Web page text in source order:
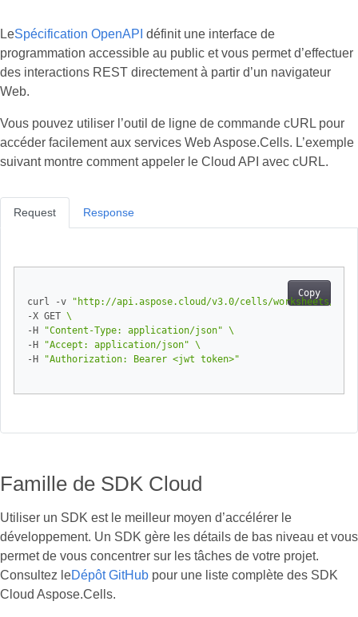
LeSpécification OpenAPI définit une interface de
programmation accessible au public et vous permet d’effectuer
des interactions REST directement à partir d’un navigateur
Web.
Vous pouvez utiliser l’outil de ligne de commande cURL pour
accéder facilement aux services Web Aspose.Cells. L’exemple
suivant montre comment appeler le Cloud API avec cURL.
Request
Copy
curl -v
"http://api.aspose.cloud/v3.0/cells/worksheets/
-X GET
-H
"Content-Type: application/json"
-H
"Accept: application/json"
-H
"Authorization: Bearer <jwt token>"
Response
Famille de SDK Cloud
Utiliser un SDK est le meilleur moyen d’accélérer le
développement. Un SDK gère les détails de bas niveau et vous
permet de vous concentrer sur les tâches de votre projet.
Consultez leDépôt GitHub pour une liste complète des SDK
Cloud Aspose.Cells.